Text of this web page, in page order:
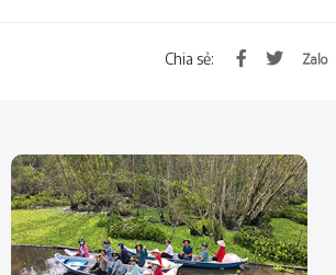
Chia sẻ: